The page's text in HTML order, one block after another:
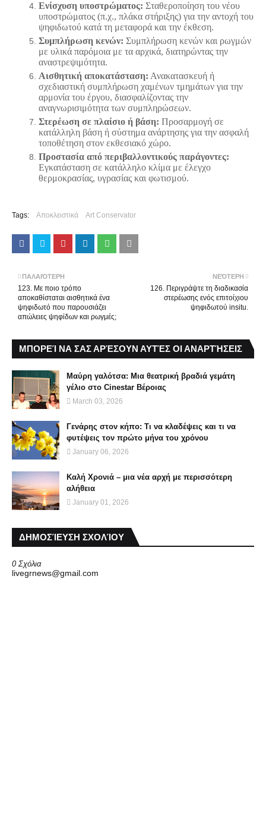
Ενίσχυση υποστρώματος: Σταθεροποίηση του νέου
υποστρώματος (π.χ., πλάκα στήριξης) για την αντοχή του
ψηφιδωτού κατά τη μεταφορά και την έκθεση.
Συμπλήρωση κενών: Συμπλήρωση κενών και ρωγμών
με υλικά παρόμοια με τα αρχικά, διατηρώντας την
αναστρεψιμότητα.
Αισθητική αποκατάσταση: Ανακατασκευή ή
σχεδιαστική συμπλήρωση χαμένων τμημάτων για την
αρμονία του έργου, διασφαλίζοντας την
αναγνωρισιμότητα των συμπληρώσεων.
Στερέωση σε πλαίσιο ή βάση: Προσαρμογή σε
κατάλληλη βάση ή σύστημα ανάρτησης για την ασφαλή
τοποθέτηση στον εκθεσιακό χώρο.
Προστασία από περιβαλλοντικούς παράγοντες:
Εγκατάσταση σε κατάλληλο κλίμα με έλεγχο
θερμοκρασίας, υγρασίας και φωτισμού.
Tags: Αποκλειστικά Art Conservator
ΝΕΌΤΕΡΗ
126. Περιγράψτε τη διαδικασία
στερέωσης ενός επιτοίχιου
ψηφιδωτού insitu.
ΠΑΛΑΙΌΤΕΡΗ
123. Με ποιο τρόπο
αποκαθίσταται αισθητικά ένα
ψηφιδωτό που παρουσιάζει
απώλειες ψηφίδων και ρωγμές;
ΜΠΟΡΕΊ ΝΑ ΣΑΣ ΑΡΈΣΟΥΝ ΑΥΤΈΣ ΟΙ ΑΝΑΡΤΉΣΕΙΣ
Μαύρη γαλότσα: Μια θεατρική βραδιά γεμάτη
γέλιο στο Cinestar Βέροιας
March 03, 2026
Γενάρης στον κήπο: Τι να κλαδέψεις και τι να
φυτέψεις τον πρώτο μήνα του χρόνου
January 06, 2026
Καλή Χρονιά – μια νέα αρχή με περισσότερη
αλήθεια
January 01, 2026
ΔΗΜΟΣΊΕΥΣΗ ΣΧΟΛΊΟΥ
0 Σχόλια
livegrnews@gmail.com